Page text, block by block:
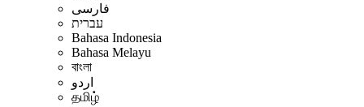
فارسی
עברית
Bahasa Indonesia
Bahasa Melayu
বাংলা
اردو
தமிழ்